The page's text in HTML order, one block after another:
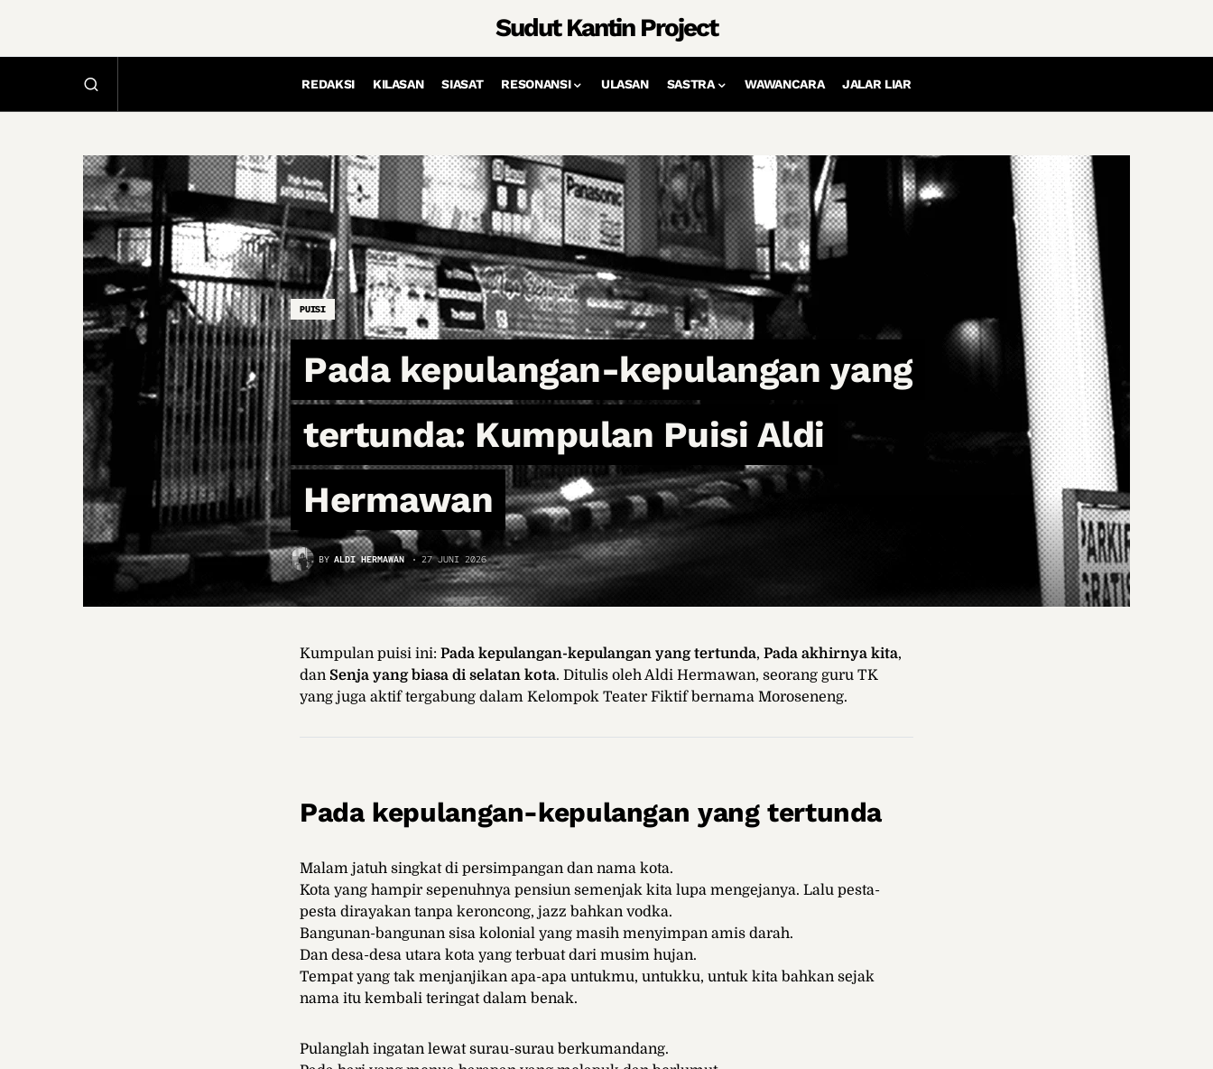
Sudut Kantin Project
REDAKSI KILASAN SIASAT RESONANSI ULASAN SASTRA WAWANCARA JALAR LIAR
PUISI
Pada kepulangan-kepulangan yang
tertunda: Kumpulan Puisi Aldi
Hermawan
BY ALDI HERMAWAN 27 JUNI 2026
Kumpulan puisi ini: Pada kepulangan-kepulangan yang tertunda, Pada akhirnya kita,
dan Senja yang biasa di selatan kota. Ditulis oleh Aldi Hermawan, seorang guru TK
yang juga aktif tergabung dalam Kelompok Teater Fiktif bernama Moroseneng.
Pada kepulangan-kepulangan yang tertunda
Malam jatuh singkat di persimpangan dan nama kota.
Kota yang hampir sepenuhnya pensiun semenjak kita lupa mengejanya. Lalu pesta-
pesta dirayakan tanpa keroncong, jazz bahkan vodka.
Bangunan-bangunan sisa kolonial yang masih menyimpan amis darah.
Dan desa-desa utara kota yang terbuat dari musim hujan.
Tempat yang tak menjanjikan apa-apa untukmu, untukku, untuk kita bahkan sejak
nama itu kembali teringat dalam benak.
Pulanglah ingatan lewat surau-surau berkumandang.